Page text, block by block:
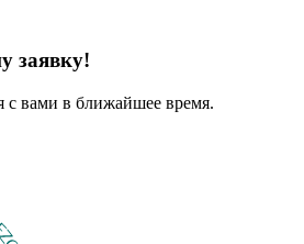
заявку!
с вами в ближайшее время.